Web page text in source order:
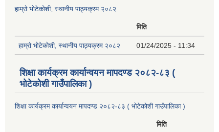
हाम्रो भोटेकोशी, स्थानीय पाठ्यक्रम २०८२
मिति
हाम्रो भोटेकोशी, स्थानीय पाठ्यक्रम २०८२ 01/24/2025 - 11:34
शिक्षा कार्यक्रम कार्यान्वयन मापदण्ड २०८२-८३ (
भोटेकोशी गाउँपालिका )
शिक्षा कार्यक्रम कार्यान्वयन मापदण्ड २०८२-८३ ( भोटेकोशी गाउँपालिका )
मिति